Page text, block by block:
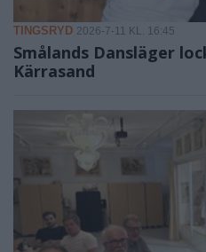
TINGSRYD 2026-7-11 KL. 16:45
Smålands Dansläger
Kärrasand